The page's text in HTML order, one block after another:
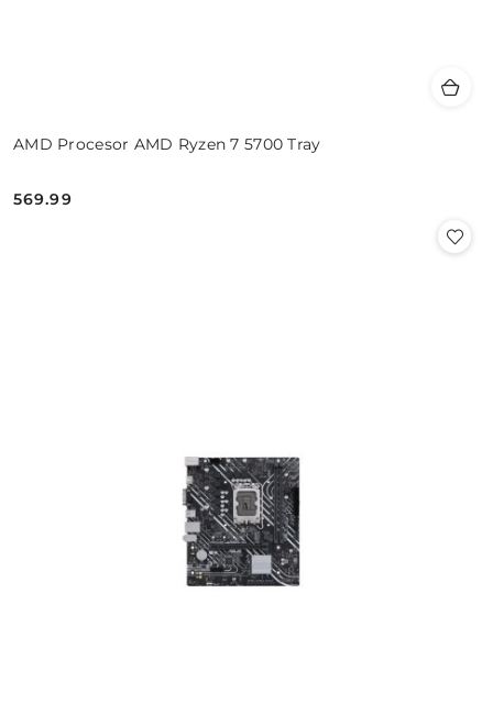
AMD Procesor AMD Ryzen 7 5700 Tray
Cena:
569.99